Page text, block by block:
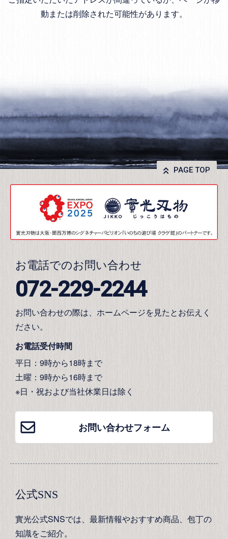
動または削除された可能性があります。
PAGE TOP
お電話でのお問い合わせ
072-229-2244
お問い合わせの際は、ホームページを見たとお伝えく
ださい。
お電話受付時間
平日：9時から18時まで
土曜：9時から16時まで
※日・祝および当社休業日は除く
お問い合わせフォーム
公式SNS
實光公式SNSでは、最新情報やおすすめ商品、包丁の
知識をご紹介。